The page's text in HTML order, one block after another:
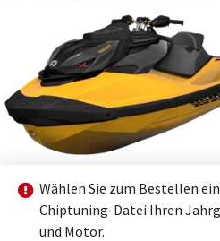
auf dem 4x4 Prüfstand als auch
Leistungsverbesserung und
Wählen Sie zum Bestellen
Chiptuning-Datei Ihren
und Motor.